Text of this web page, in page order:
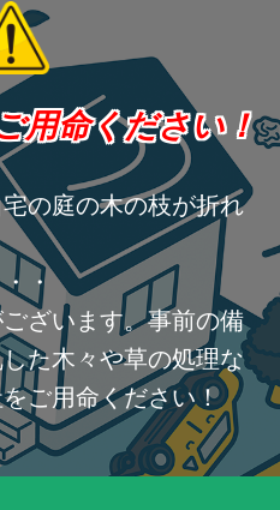
用命ください！
の庭の木の枝が折れ
・
ざいます。事前の備
た木々や草の処理な
ご用命ください！